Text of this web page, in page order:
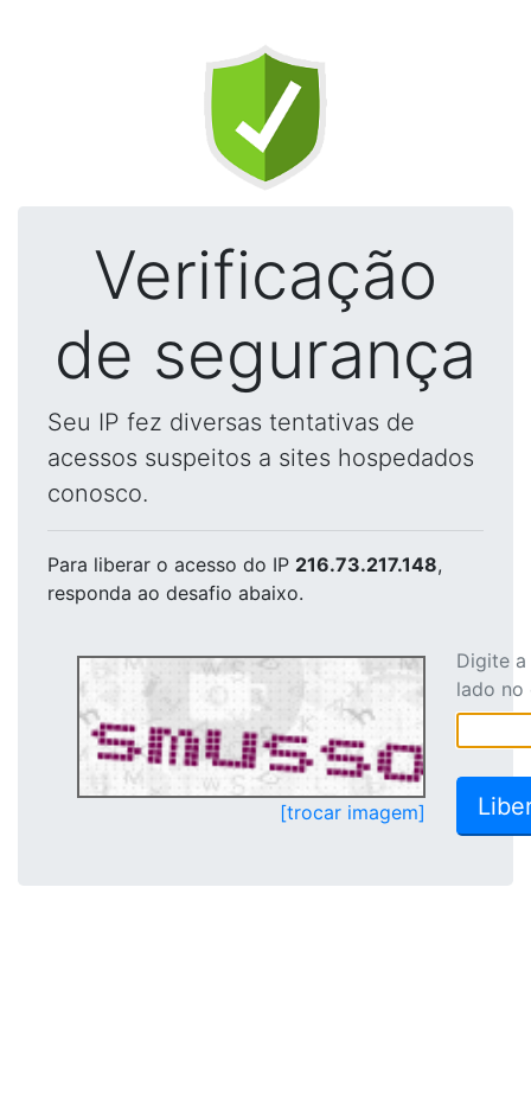
Verificação
de segurança
Seu IP fez diversas tentativas de
acessos suspeitos a sites hospedados
conosco.
Para liberar o acesso do IP 216.73.217.148,
responda ao desafio abaixo.
[trocar imagem]
Digite
lado no